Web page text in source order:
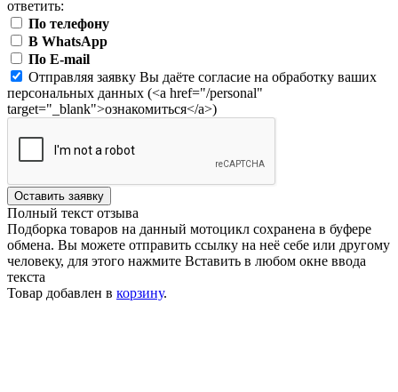
ответить:
По телефону
В WhatsApp
По E-mail
Отправляя заявку Вы даёте согласие на обработку ваших
персональных данных (<a href="/personal"
target="_blank">ознакомиться</a>)
Оставить заявку
Полный текст отзыва
Подборка товаров на данный мотоцикл сохранена в буфере
обмена. Вы можете отправить ссылку на неё себе или другому
человеку, для этого нажмите Вставить в любом окне ввода
текста
Товар добавлен в корзину.